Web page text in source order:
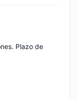
Plazo de